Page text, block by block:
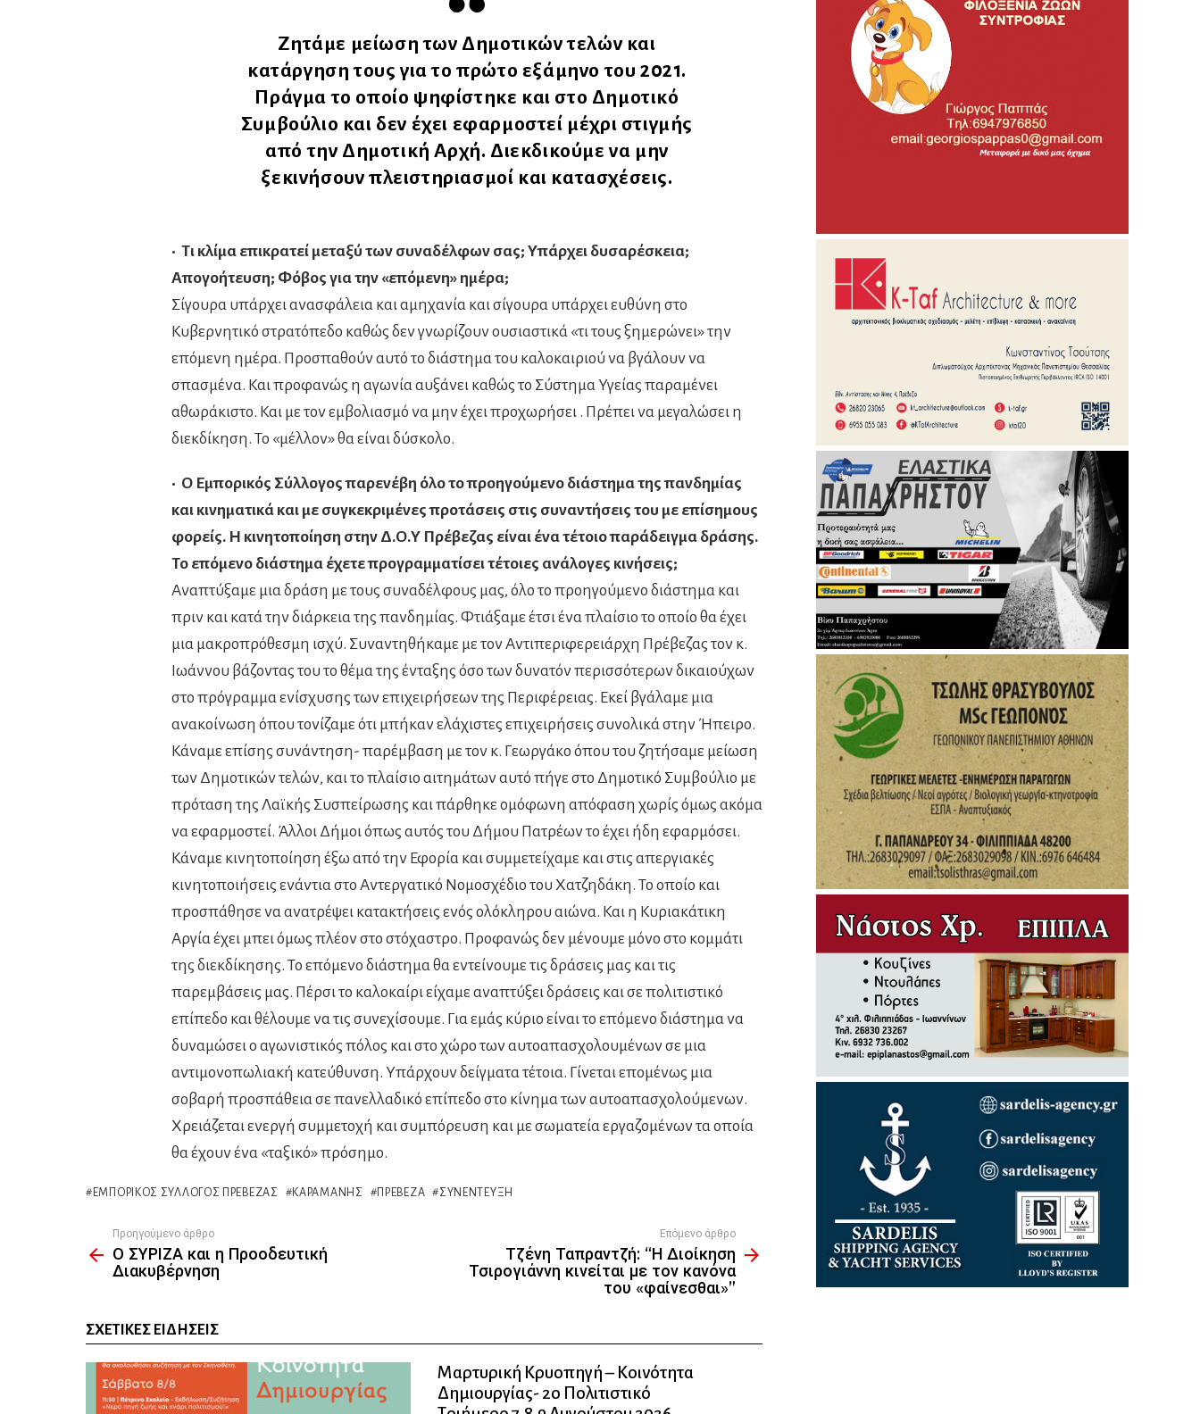
Ζητάμε μείωση των Δημοτικών τελών και
κατάργηση τους για το πρώτο εξάμηνο του 2021.
Πράγμα το οποίο ψηφίστηκε και στο Δημοτικό
Συμβούλιο και δεν έχει εφαρμοστεί μέχρι στιγμής
από την Δημοτική Αρχή. Διεκδικούμε να μην
ξεκινήσουν πλειστηριασμοί και κατασχέσεις.
• Τι κλίμα επικρατεί μεταξύ των συναδέλφων σας; Υπάρχει δυσαρέσκεια;
Απογοήτευση; Φόβος για την «επόμενη» ημέρα;
Σίγουρα υπάρχει ανασφάλεια και αμηχανία και σίγουρα υπάρχει ευθύνη στο
Κυβερνητικό στρατόπεδο καθώς δεν γνωρίζουν ουσιαστικά «τι τους ξημερώνει» την
επόμενη ημέρα. Προσπαθούν αυτό το διάστημα του καλοκαιριού να βγάλουν να
σπασμένα. Και προφανώς η αγωνία αυξάνει καθώς το Σύστημα Υγείας παραμένει
αθωράκιστο. Και με τον εμβολιασμό να μην έχει προχωρήσει . Πρέπει να μεγαλώσει η
διεκδίκηση. Το «μέλλον» θα είναι δύσκολο.
• Ο Εμπορικός Σύλλογος παρενέβη όλο το προηγούμενο διάστημα της πανδημίας
και κινηματικά και με συγκεκριμένες προτάσεις στις συναντήσεις του με επίσημους
φορείς. Η κινητοποίηση στην Δ.Ο.Υ Πρέβεζας είναι ένα τέτοιο παράδειγμα δράσης.
Το επόμενο διάστημα έχετε προγραμματίσει τέτοιες ανάλογες κινήσεις;
Αναπτύξαμε μια δράση με τους συναδέλφους μας, όλο το προηγούμενο διάστημα και
πριν και κατά την διάρκεια της πανδημίας. Φτιάξαμε έτσι ένα πλαίσιο το οποίο θα έχει
μια μακροπρόθεσμη ισχύ. Συναντηθήκαμε με τον Αντιπεριφερειάρχη Πρέβεζας τον κ.
Ιωάννου βάζοντας του το θέμα της ένταξης όσο των δυνατόν περισσότερων δικαιούχων
στο πρόγραμμα ενίσχυσης των επιχειρήσεων της Περιφέρειας. Εκεί βγάλαμε μια
ανακοίνωση όπου τονίζαμε ότι μπήκαν ελάχιστες επιχειρήσεις συνολικά στην Ήπειρο.
Κάναμε επίσης συνάντηση- παρέμβαση με τον κ. Γεωργάκο όπου του ζητήσαμε μείωση
των Δημοτικών τελών, και το πλαίσιο αιτημάτων αυτό πήγε στο Δημοτικό Συμβούλιο με
πρόταση της Λαϊκής Συσπείρωσης και πάρθηκε ομόφωνη απόφαση χωρίς όμως ακόμα
να εφαρμοστεί. Άλλοι Δήμοι όπως αυτός του Δήμου Πατρέων το έχει ήδη εφαρμόσει.
Κάναμε κινητοποίηση έξω από την Εφορία και συμμετείχαμε και στις απεργιακές
κινητοποιήσεις ενάντια στο Αντεργατικό Νομοσχέδιο του Χατζηδάκη. Το οποίο και
προσπάθησε να ανατρέψει κατακτήσεις ενός ολόκληρου αιώνα. Και η Κυριακάτικη
Αργία έχει μπει όμως πλέον στο στόχαστρο. Προφανώς δεν μένουμε μόνο στο κομμάτι
της διεκδίκησης. Το επόμενο διάστημα θα εντείνουμε τις δράσεις μας και τις
παρεμβάσεις μας. Πέρσι το καλοκαίρι είχαμε αναπτύξει δράσεις και σε πολιτιστικό
επίπεδο και θέλουμε να τις συνεχίσουμε. Για εμάς κύριο είναι το επόμενο διάστημα να
δυναμώσει ο αγωνιστικός πόλος και στο χώρο των αυτοαπασχολουμένων σε μια
αντιμονοπωλιακή κατεύθυνση. Υπάρχουν δείγματα τέτοια. Γίνεται επομένως μια
σοβαρή προσπάθεια σε πανελλαδικό επίπεδο στο κίνημα των αυτοαπασχολούμενων.
Χρειάζεται ενεργή συμμετοχή και συμπόρευση και με σωματεία εργαζομένων τα οποία
θα έχουν ένα «ταξικό» πρόσημο.
ΕΜΠΟΡΙΚΌΣ ΣΎΛΛΟΓΟΣ ΠΡΈΒΕΖΑΣ ΚΑΡΑΜΆΝΗΣ ΠΡΈΒΕΖΑ ΣΥΝΈΝΤΕΥΞΗ
more
Προηγούμενο άρθρο
Ο ΣΥΡΙΖΑ και η Προοδευτική
Διακυβέρνηση
Επόμενο άρθρο
Τζένη Ταπραντζή: “Η Διοίκηση
Τσιρογιάννη κινείται με τον κανόνα
του «φαίνεσθαι»”
ΣΧΕΤΙΚΈΣ ΕΙΔΉΣΕΙΣ
Μαρτυρική Κρυοπηγή – Κοινότητα
Δημιουργίας- 2ο Πολιτιστικό